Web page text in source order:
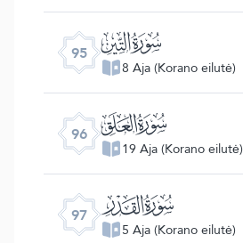
95 ﰌ
8 Aja (Korano eilutė)
96 ﰍ
19 Aja (Korano eilutė)
97 ﰎ
5 Aja (Korano eilutė)